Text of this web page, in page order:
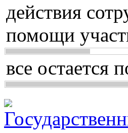
действия
помощи
все остается